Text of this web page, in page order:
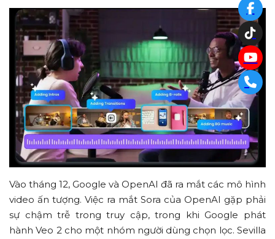
Vào tháng 12, Google và OpenAI đã ra mắt các mô hình
video ấn tượng. Việc ra mắt Sora của OpenAI gặp phải
sự chậm trễ trong truy cập, trong khi Google phát
hành Veo 2 cho một nhóm người dùng chọn lọc. Sevilla